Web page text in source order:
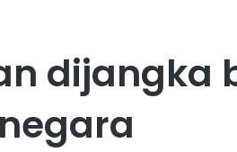
dijangka